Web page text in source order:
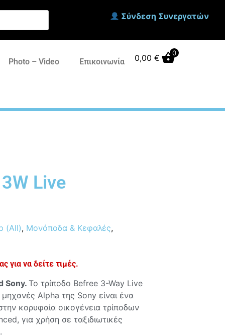
Σύνδεση Συνεργατών
Photo – Video Επικοινωνία 0,00 € 0
Live
(All), Μονόποδα & Κεφαλές,
για να δείτε τιμές.
Sony. Το τρίποδο Befree 3-Way Live
Alpha της Sony είναι ένα
κορυφαία οικογένεια τρίποδων
για χρήση σε ταξιδιωτικές